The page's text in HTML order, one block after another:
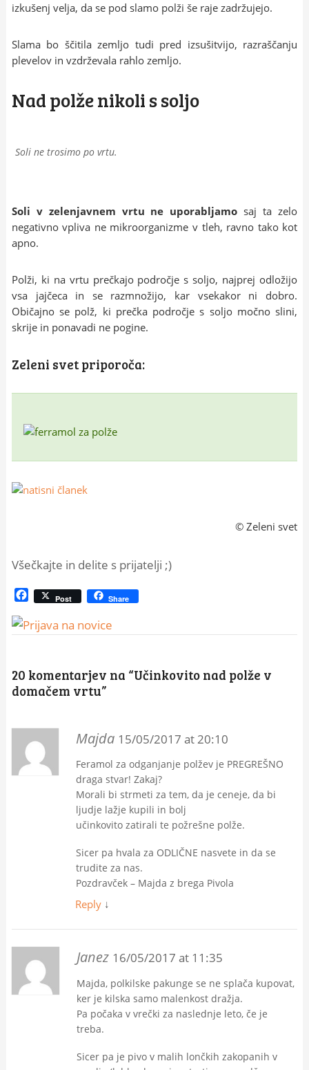
izkušenj velja, da se pod slamo polži še raje zadržujejo.
Slama bo ščitila zemljo tudi pred izsušitvijo, razraščanju
plevelov in vzdrževala rahlo zemljo.
Nad polže nikoli s soljo
Soli ne trosimo po vrtu.
Soli v zelenjavnem vrtu ne uporabljamo saj ta zelo
negativno vpliva ne mikroorganizme v tleh, ravno tako kot
apno.
Polži, ki na vrtu prečkajo področje s soljo, najprej odložijo
vsa jajčeca in se razmnožijo, kar vsekakor ni dobro.
Običajno se polž, ki prečka področje s soljo močno slini,
skrije in ponavadi ne pogine.
Zeleni svet priporoča:
© Zeleni svet
Všečkajte in delite s prijatelji ;)
Facebook
Post Share
20 komentarjev na “Učinkovito nad polže v
domačem vrtu”
Majda 15/05/2017 at 20:10
Feramol za odganjanje polžev je PREGREŠNO
draga stvar! Zakaj?
Morali bi strmeti za tem, da je ceneje, da bi
ljudje lažje kupili in bolj
učinkovito zatirali te požrešne polže.
Sicer pa hvala za ODLIČNE nasvete in da se
trudite za nas.
Pozdravček – Majda z brega Pivola
Reply ↓
Janez 16/05/2017 at 11:35
Majda, polkilske pakunge se ne splača kupovat,
ker je kilska samo malenkost dražja.
Pa počaka v vrečki za naslednje leto, če je
treba.
Sicer pa je pivo v malih lončkih zakopanih v